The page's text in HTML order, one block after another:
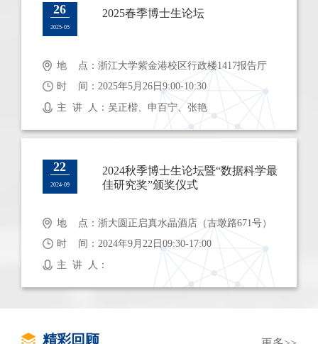
26
2025-05
2025春季博士生论坛
地 点：浙江大学紫金港校区行政楼1417报告厅
时 间：2025年5月26日9:00-10:30
主 讲 人：吴正楷、申百宁、张艳
22
2024-09
2024秋季博士生论坛暨“数据科学最
佳研究奖”颁奖仪式
地 点：浙大圆正启真水晶酒店（古墩路671号）
时 间：2024年9月22日09:30-17:00
主 讲 人：
精彩回顾